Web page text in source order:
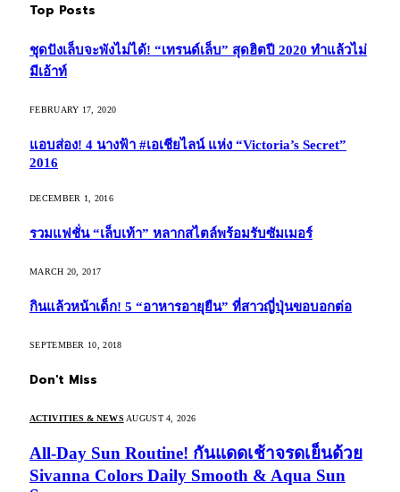
Top Posts
ชุดปังเล็บจะพังไม่ได้! “เทรนด์เล็บ” สุดฮิตปี 2020 ทำแล้วไม่
มีเอ้าท์
FEBRUARY 17, 2020
แอบส่อง! 4 นางฟ้า #เอเชียไลน์ แห่ง “Victoria’s Secret”
2016
DECEMBER 1, 2016
รวมแฟชั่น “เล็บเท้า” หลากสไตล์พร้อมรับซัมเมอร์
MARCH 20, 2017
กินแล้วหน้าเด็ก! 5 “อาหารอายุยืน” ที่สาวญี่ปุ่นขอบอกต่อ
SEPTEMBER 10, 2018
Don't Miss
ACTIVITIES & NEWS AUGUST 4, 2026
All-Day Sun Routine! กันแดดเช้าจรดเย็นด้วย
Sivanna Colors Daily Smooth & Aqua Sun